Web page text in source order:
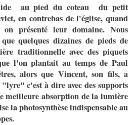
au pied du coteau du petit
en contrebas de l'église, quand
présenté leur domaine. Nous
quelques dizaines de pieds de
traditionnelle avec des piquets
l'on plantait au temps de Paul
alors que Vincent, son fils, a
"lyre" c'est à dire avec des supports
meilleure absorption de la lumière
la photosynthèse indispensable au